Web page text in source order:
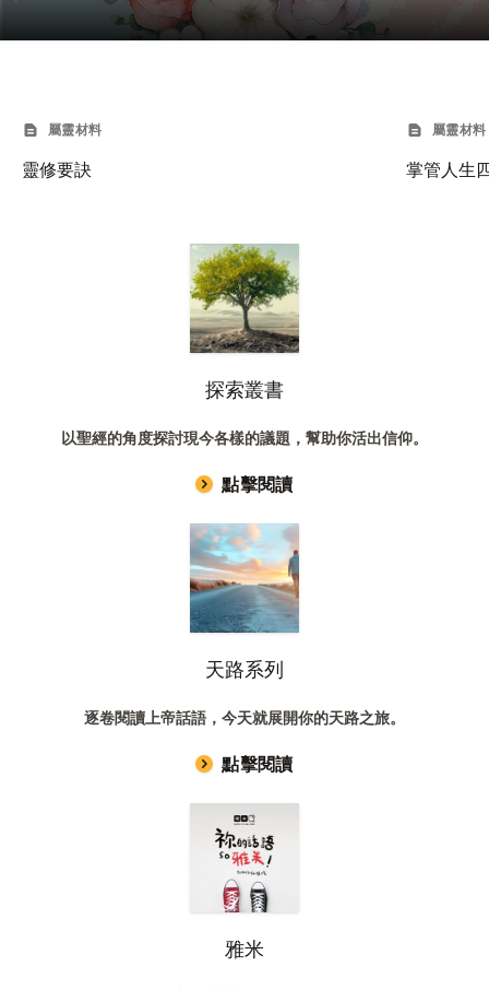
屬靈材料
靈修要訣
屬靈材料
掌管人生
探索叢書
以聖經的角度探討現今各樣的議題，幫助你活出信仰。
點擊閱讀
天路系列
逐卷閱讀上帝話語，今天就展開你的天路之旅。
點擊閱讀
雅米